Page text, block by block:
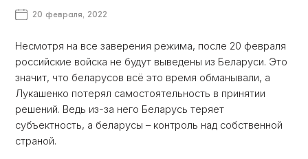
20 февраля, 2022
Несмотря на все заверения режима, после 20 февраля
российские войска не будут выведены из Беларуси. Это
значит, что беларусов всё это время обманывали, а
Лукашенко потерял самостоятельность в принятии
решений. Ведь из-за него Беларусь теряет
субъектность, а беларусы – контроль над собственной
страной.